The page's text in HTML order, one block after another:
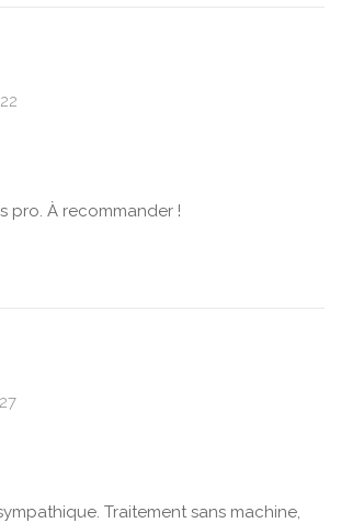
pro. À recommander !
Traitement sans machine,